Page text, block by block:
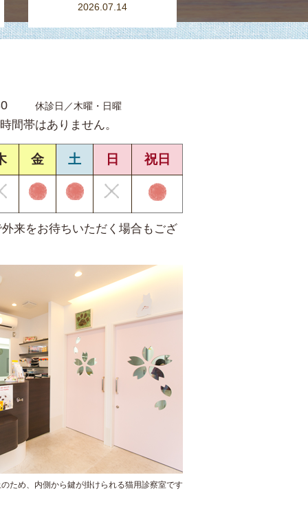
2026.07.14
休診日／木曜・日曜
間帯はありません。
金 土 日 祝日
来をお待ちいただく場合もござ
ため、内側から鍵が掛けられる猫用診察室です